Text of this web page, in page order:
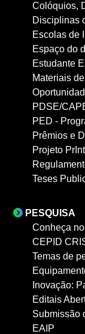
Colóquios,
Disciplinas
Escolas de
Espaço do
Estudante
Materiais
PDSE/
PED -
Prêmios e
Projeto
Teses
PESQUISA
Conheça
CEPID
Temas de
Inovação:
Editais
Submissão
EAIP